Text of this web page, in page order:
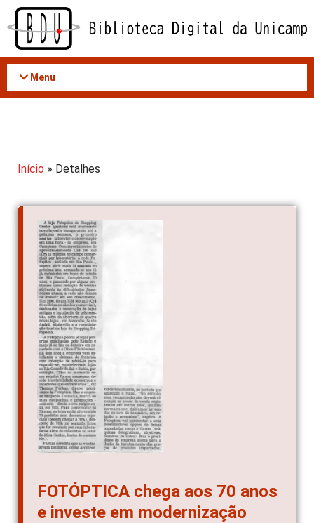
Acessar
conteúdo
Menu
Início » Detalhes
FOTÓPTICA chega aos 70 anos
e investe em modernização